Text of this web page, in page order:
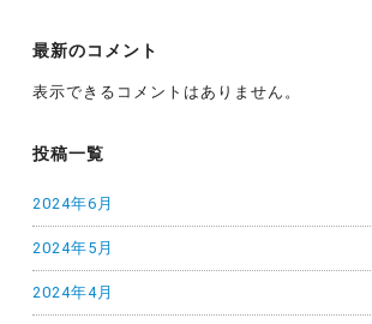
最新のコメント
表示できるコメントはありません。
投稿一覧
2024年6月
2024年5月
2024年4月